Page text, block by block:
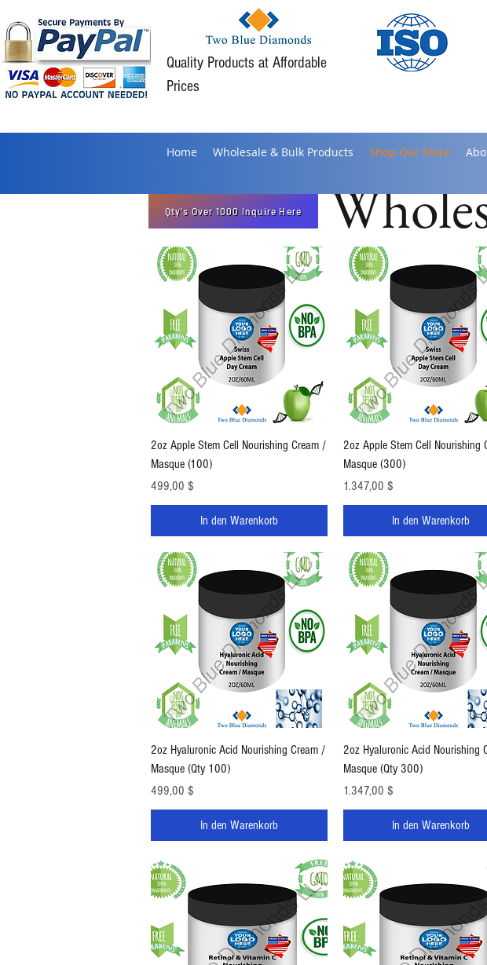
Quality Products at Affordable
Prices
Home Wholesale & Bulk Products Shop Our Store
Qty's Over 1000 Inquire Here
Schnellansicht
2oz Apple Stem Cell Nourishing Cream /
Masque (100)
Preis
499,00 $
In den Warenkorb
Schnellansicht
2oz Apple Stem Cell Nourishing
Masque (300)
Preis
1.347,00 $
In den Warenkorb
Schnellansicht
2oz Hyaluronic Acid Nourishing Cream /
Masque (Qty 100)
Preis
499,00 $
In den Warenkorb
Schnellansicht
2oz Hyaluronic Acid Nourishing
Masque (Qty 300)
Preis
1.347,00 $
In den Warenkorb